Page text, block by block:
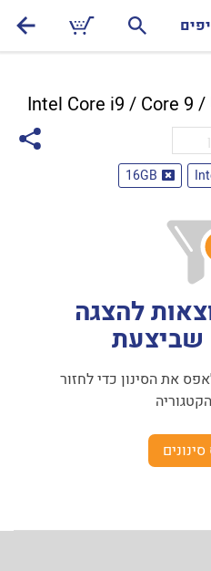
16GB
להצגה
שביצעת
את הסינון כדי לחזור